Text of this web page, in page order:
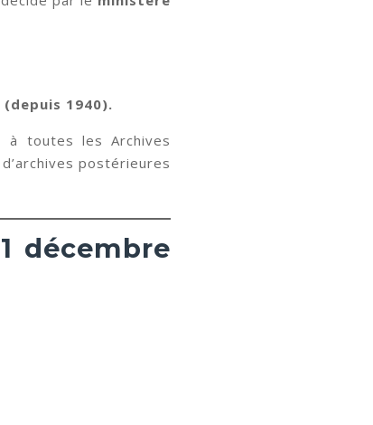
1940).
à toutes les Archives
postérieures
décembre